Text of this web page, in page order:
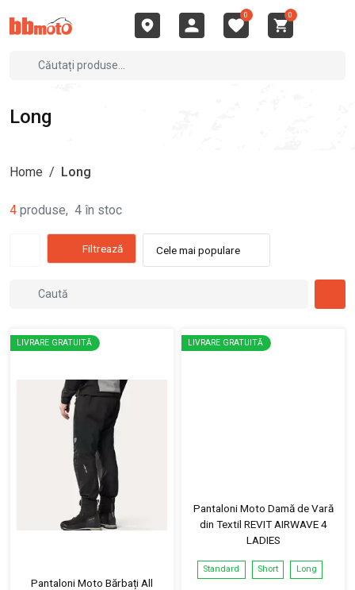
0 0
Long
Home / Long
4 produse, 4 în stoc
Filtrează Cele mai populare
LIVRARE GRATUITĂ
Pantaloni Moto Bărbați All
LIVRARE GRATUITĂ
Pantaloni Moto Damă de Vară
din Textil REVIT AIRWAVE 4
LADIES
Standard Short Long